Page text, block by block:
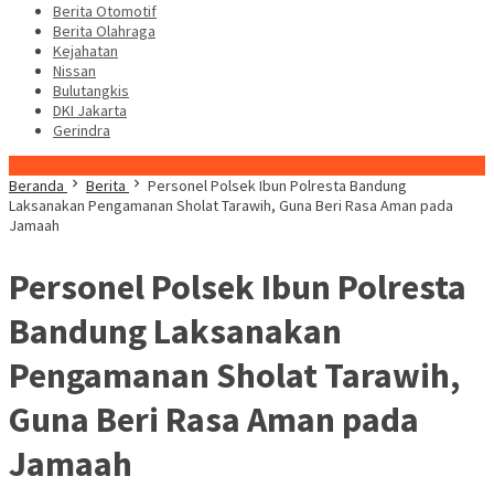
Berita Otomotif
Berita Olahraga
Kejahatan
Nissan
Bulutangkis
DKI Jakarta
Gerindra
Beranda
Berita
Personel Polsek Ibun Polresta Bandung
Laksanakan Pengamanan Sholat Tarawih, Guna Beri Rasa Aman pada
Jamaah
Personel Polsek Ibun Polresta
Bandung Laksanakan
Pengamanan Sholat Tarawih,
Guna Beri Rasa Aman pada
Jamaah